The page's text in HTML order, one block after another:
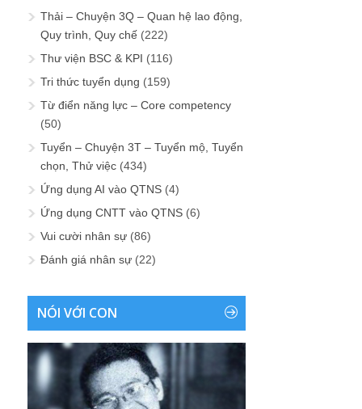
Thải – Chuyện 3Q – Quan hệ lao động,
Quy trình, Quy chế (222)
Thư viện BSC & KPI (116)
Tri thức tuyển dụng (159)
Từ điển năng lực – Core competency
(50)
Tuyển – Chuyện 3T – Tuyển mộ, Tuyển
chọn, Thử việc (434)
Ứng dụng AI vào QTNS (4)
Ứng dụng CNTT vào QTNS (6)
Vui cười nhân sự (86)
Đánh giá nhân sự (22)
NÓI VỚI CON